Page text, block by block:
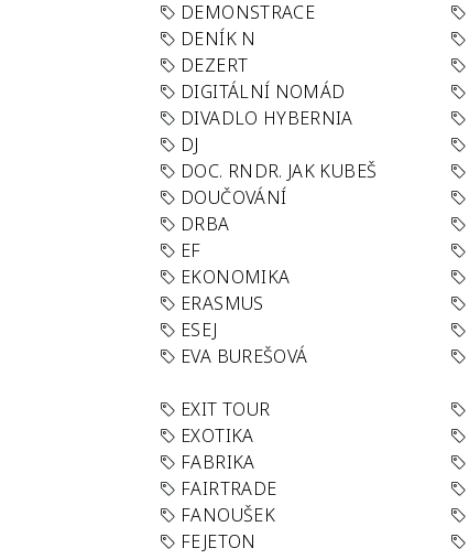
DEMONSTRACE
DENÍK N
DEZERT
DIGITÁLNÍ NOMÁD
DIVADLO HYBERNIA
DJ
DOC. RNDR. JAK KUBEŠ
DOUČOVÁNÍ
DRBA
EF
EKONOMIKA
ERASMUS
ESEJ
EVA BUREŠOVÁ
EXIT TOUR
EXOTIKA
FABRIKA
FAIRTRADE
FANOUŠEK
FEJETON